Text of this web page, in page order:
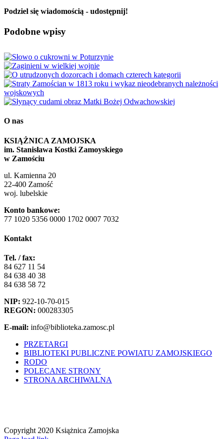
Podziel się wiadomością - udostępnij!
Facebook
X
Reddit
LinkedIn
WhatsApp
Tumblr
Pinterest
Vk
Email
Podobne wpisy
O nas
KSIĄŻNICA ZAMOJSKA
im. Stanisława Kostki Zamoyskiego
w Zamościu
ul. Kamienna 20
22-400 Zamość
woj. lubelskie
Konto bankowe:
77 1020 5356 0000 1702 0007 7032
Kontakt
Tel. / fax:
84 627 11 54
84 638 40 38
84 638 58 72
NIP: 922-10-70-015
REGON: 000283305
E-mail: info@biblioteka.zamosc.pl
PRZETARGI
BIBLIOTEKI PUBLICZNE POWIATU ZAMOJSKIEGO
RODO
POLECANE STRONY
STRONA ARCHIWALNA
Copyright 2020 Książnica Zamojska